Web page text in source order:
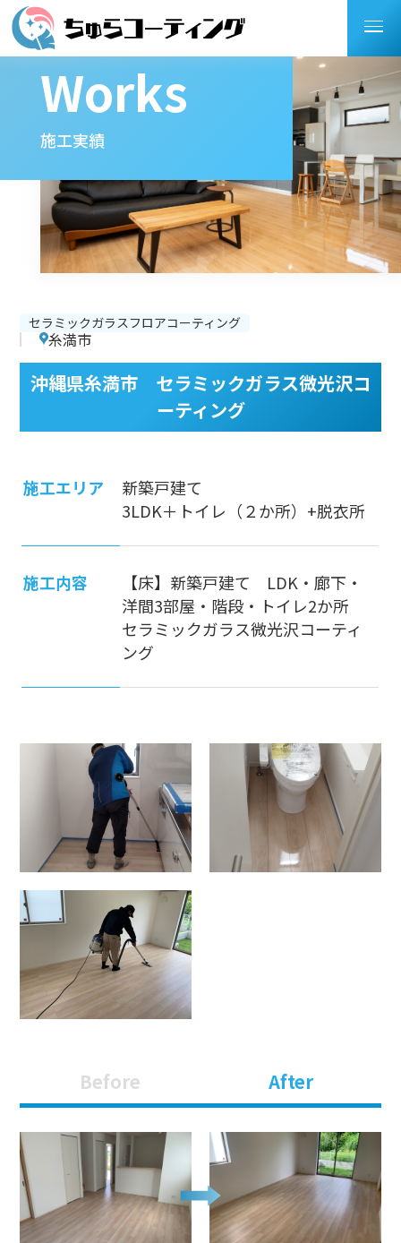
Works
施工実績
セラミックガラスフロアコーティング
糸満市
沖縄県糸満市 セラミックガラス微光沢コ
ーティング
施工エリア
新築戸建て
3LDK＋トイレ（２か所）+脱衣所
施工内容
【床】新築戸建て LDK・廊下・
洋間3部屋・階段・トイレ2か所
セラミックガラス微光沢コーティ
ング
Before After